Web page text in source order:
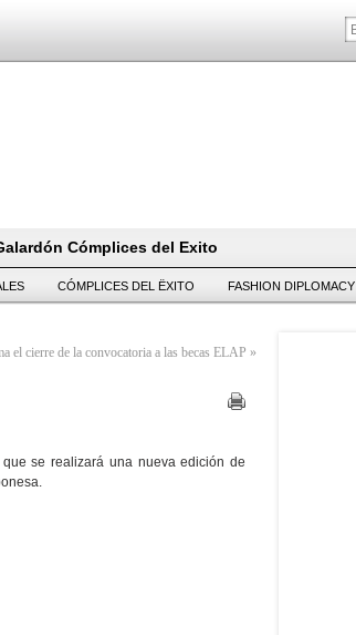
Cómplices del Exito
CÓMPLICES DEL ËXITO FASHION DIPLOMACY
el cierre de la convocatoria a las becas ELAP »
se realizará una nueva edición de